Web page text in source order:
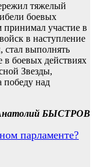
тяжелый
боевых
участие в
в наступление
стал выполнять
в боевых действиях
Звезды,
победу над
БЫСТРОВ
парламенте?